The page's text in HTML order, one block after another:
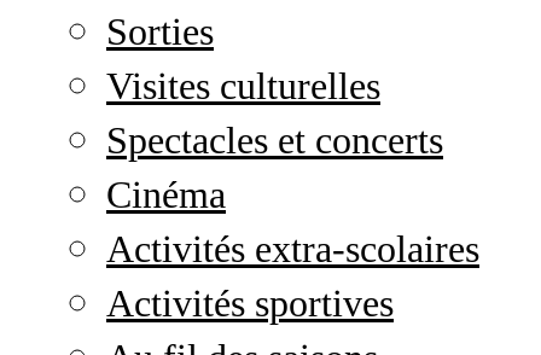
Sorties
Visites culturelles
Spectacles et concerts
Cinéma
Activités extra-scolaires
Activités sportives